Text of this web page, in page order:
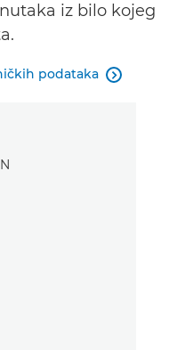
iz bilo kojeg
podataka 